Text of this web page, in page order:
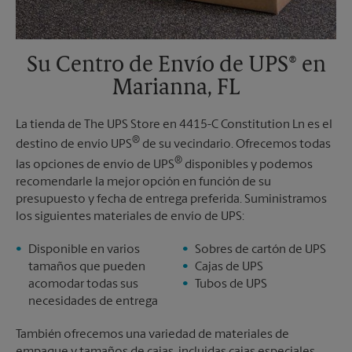
Su Centro de Envío de UPS® en
Marianna, FL
La tienda de The UPS Store en 4415-C Constitution Ln es el
destino de envío UPS® de su vecindario. Ofrecemos todas
las opciones de envío de UPS® disponibles y podemos
recomendarle la mejor opción en función de su
presupuesto y fecha de entrega preferida. Suministramos
los siguientes materiales de envío de UPS:
Disponible en varios
tamaños que pueden
acomodar todas sus
necesidades de entrega
Sobres de cartón de UPS
Cajas de UPS
Tubos de UPS
También ofrecemos una variedad de materiales de